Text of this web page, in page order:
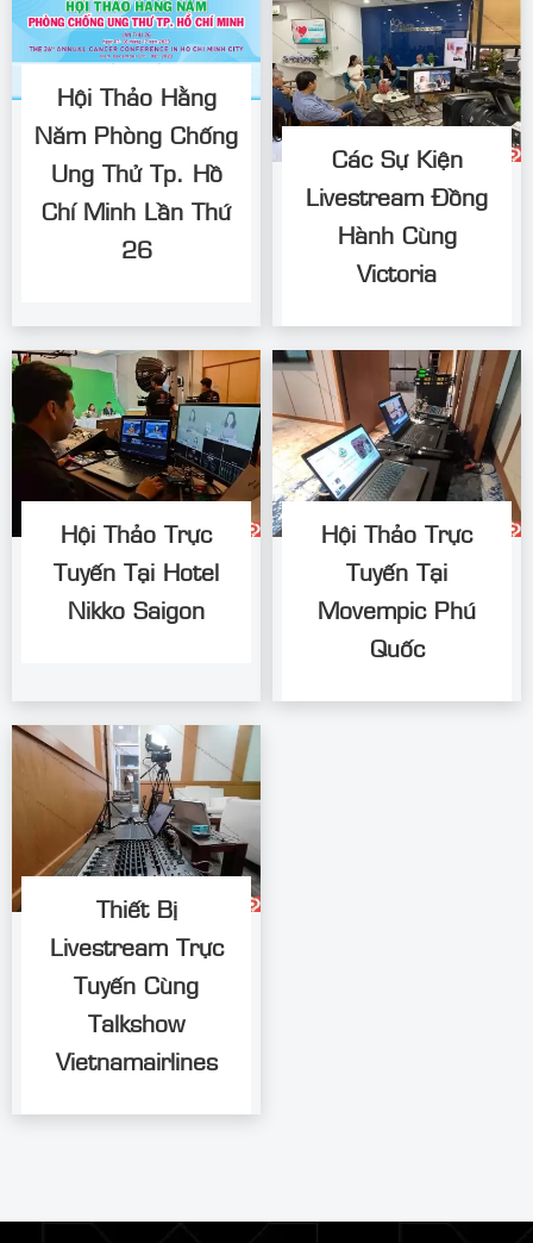
Hội Thảo Hằng
Năm Phòng Chống
Ung Thử Tp. Hồ
Chí Minh Lần Thứ
26
Các Sự Kiện
Livestream Đồng
Hành Cùng
Victoria
Hội Thảo Trực
Tuyến Tại Hotel
Nikko Saigon
Hội Thảo Trực
Tuyến Tại
Movempic Phú
Quốc
Thiết Bị
Livestream Trực
Tuyến Cùng
Talkshow
Vietnamairlines